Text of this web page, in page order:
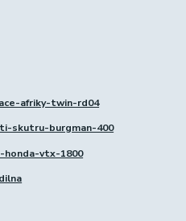
afriky-twin-rd04
skutru-burgman-400
honda-vtx-1800